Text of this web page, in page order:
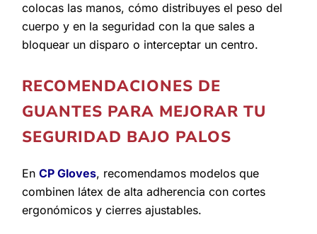
colocas las manos, cómo distribuyes el peso del
cuerpo y en la seguridad con la que sales a
bloquear un disparo o interceptar un centro.
RECOMENDACIONES DE
GUANTES PARA MEJORAR TU
SEGURIDAD BAJO PALOS
EnCP Gloves, recomendamos modelos que
combinen látex de alta adherencia con cortes
ergonómicos y cierres ajustables.